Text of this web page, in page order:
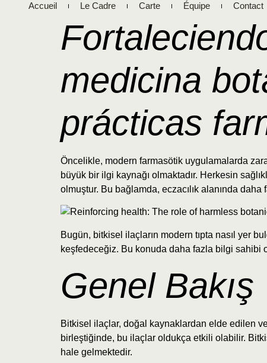
Accueil Le Cadre Carte Équipe Contact
medicina
prácticas
Öncelikle, modern farmasötik uygulamalarda
büyük bir ilgi kaynağı olmaktadır. Herkesin
olmuştur. Bu bağlamda, eczacılık alanında
Bugün, bitkisel ilaçların modern tıpta nasıl yer
keşfedeceğiz. Bu konuda daha fazla bilgi sahibi
Genel Bakış
Bitkisel ilaçlar, doğal kaynaklardan elde edilen
birleştiğinde, bu ilaçlar oldukça etkili olabilir.
hale gelmektedir.